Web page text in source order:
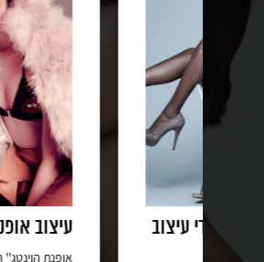
עיצוב אופנה וינטאג'
אופנת הוינטג'' היא אופנה